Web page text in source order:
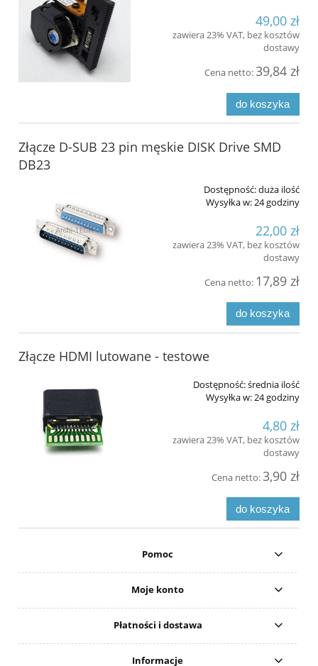
49,00 zł
zawiera 23% VAT, bez kosztów
dostawy
Cena netto:39,84 zł
do koszyka
Złącze D-SUB 23 pin męskie DISK Drive SMD
DB23
Dostępność:duża ilość
Wysyłka w:24 godziny
22,00 zł
zawiera 23% VAT, bez kosztów
dostawy
Cena netto: 17,89 zł
do koszyka
Złącze HDMI lutowane - testowe
Dostępność:średnia ilość
Wysyłka w:24 godziny
4,80 zł
zawiera 23% VAT, bez kosztów
dostawy
Cena netto:3,90 zł
do koszyka
Pomoc
Moje konto
Płatności i dostawa
Informacje